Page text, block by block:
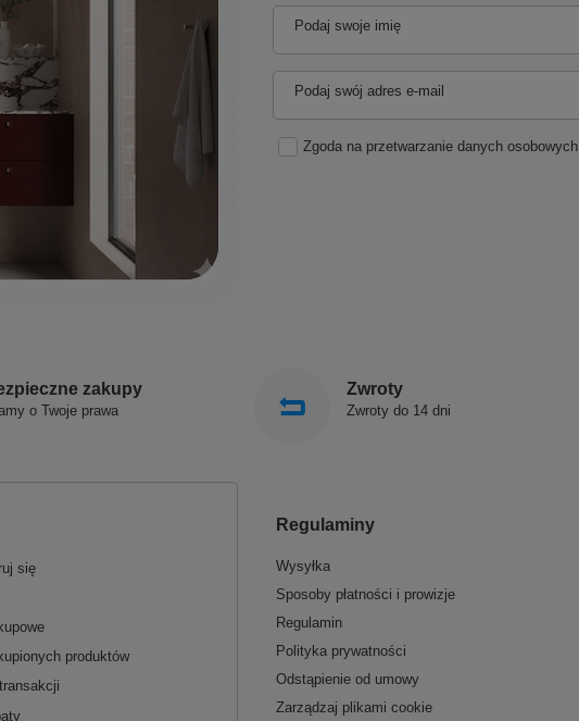
Podaj swoje imię
Podaj swój adres e-mail
Zgoda na przetwarzanie danych osobowych
zakupy
o Twoje prawa
Zwroty
Zwroty do 14 dni
się
produktów
Regulaminy
Wysyłka
Sposoby płatności i prowizje
Regulamin
Polityka prywatności
Odstąpienie od umowy
Zarządzaj plikami cookie